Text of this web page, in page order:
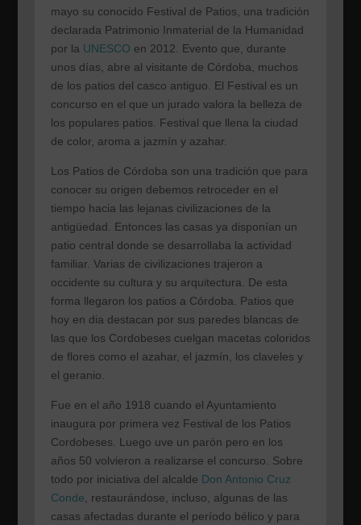
mayo su conocido Festival de Patios, una tradición
declarada Patrimonio Inmaterial de la Humanidad
por la UNESCO en 2012. Evento que, durante
unos días, abre al visitante de Córdoba, muchos
de los patios del casco antiguo. El Festival es un
concurso en el que un jurado valora la belleza de
los populares patios. Festival que llena la ciudad
de color, aroma a jazmín y azahar.
Los Patios de Córdoba son una tradición que para
conocer su origen debemos retroceder en el
tiempo hacia las lejanas civilizaciones de la
antigüedad. Entonces las casas ya disponían un
patio central donde se desarrollaba la actividad
familiar. Varias de civilizaciones trajeron a
occidente su cultura y su arquitectura. De esta
forma llegaron los patios a Córdoba. Patios que
hoy en dia destacan por sus paredes blancas de
las que los Cordobeses cuelgan macetas coloridos
de flores como el azahar, el jazmín, los claveles y
el geranio.
Fue en el año 1918 cuando el Ayuntamiento
inaugura por primera vez Festival de los Patios
Cordobeses. Luego uve un parón pero en los
años 50 volvieron a realizarse el concurso. Sobre
todo por iniciativa del alcalde Don Antonio Cruz
Conde , restaurándose, incluso, algunas de las
casas afectadas durante el período bélico y para